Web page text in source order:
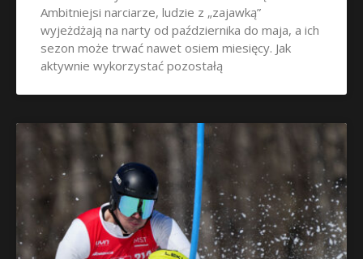
Ambitniejsi narciarze, ludzie z „zajawką”
wyjeżdżają na narty od października do maja, a ich
sezon może trwać nawet osiem miesięcy. Jak
aktywnie wykorzystać pozostałą